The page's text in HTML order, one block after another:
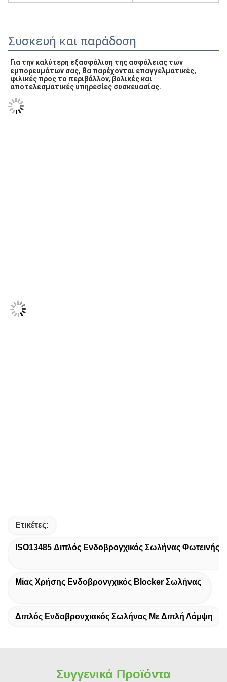
Συσκευή και παράδοση
Για την καλύτερη εξασφάλιση της ασφάλειας των
εμπορευμάτων σας, θα παρέχονται επαγγελματικές,
φιλικές προς το περιβάλλον, βολικές και
αποτελεσματικές υπηρεσίες συσκευασίας.
Ετικέτες:
ISO13485 Διπλός Ενδοβρογχικός Σωλήνας Φωτεινής
Μίας Χρήσης Ενδοβρονγχικός Blocker Σωλήνας
Διπλός Ενδοβρονχιακός Σωλήνας Με Διπλή Λάμψη
Συγγενικά Προϊόντα